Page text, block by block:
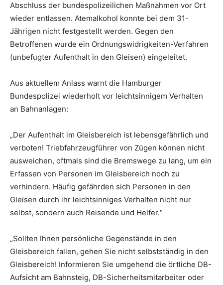
Abschluss der bundespolizeilichen Maßnahmen vor Ort
wieder entlassen. Atemalkohol konnte bei dem 31-
Jährigen nicht festgestellt werden. Gegen den
Betroffenen wurde ein Ordnungswidrigkeiten-Verfahren
(unbefugter Aufenthalt in den Gleisen) eingeleitet.
Aus aktuellem Anlass warnt die Hamburger
Bundespolizei wiederholt vor leichtsinnigem Verhalten
an Bahnanlagen:
„Der Aufenthalt im Gleisbereich ist lebensgefährlich und
verboten! Triebfahrzeugführer von Zügen können nicht
ausweichen, oftmals sind die Bremswege zu lang, um ein
Erfassen von Personen im Gleisbereich noch zu
verhindern. Häufig gefährden sich Personen in den
Gleisen durch ihr leichtsinniges Verhalten nicht nur
selbst, sondern auch Reisende und Helfer.“
„Sollten Ihnen persönliche Gegenstände in den
Gleisbereich fallen, gehen Sie nicht selbstständig in den
Gleisbereich! Informieren Sie umgehend die örtliche DB-
Aufsicht am Bahnsteig, DB-Sicherheitsmitarbeiter oder